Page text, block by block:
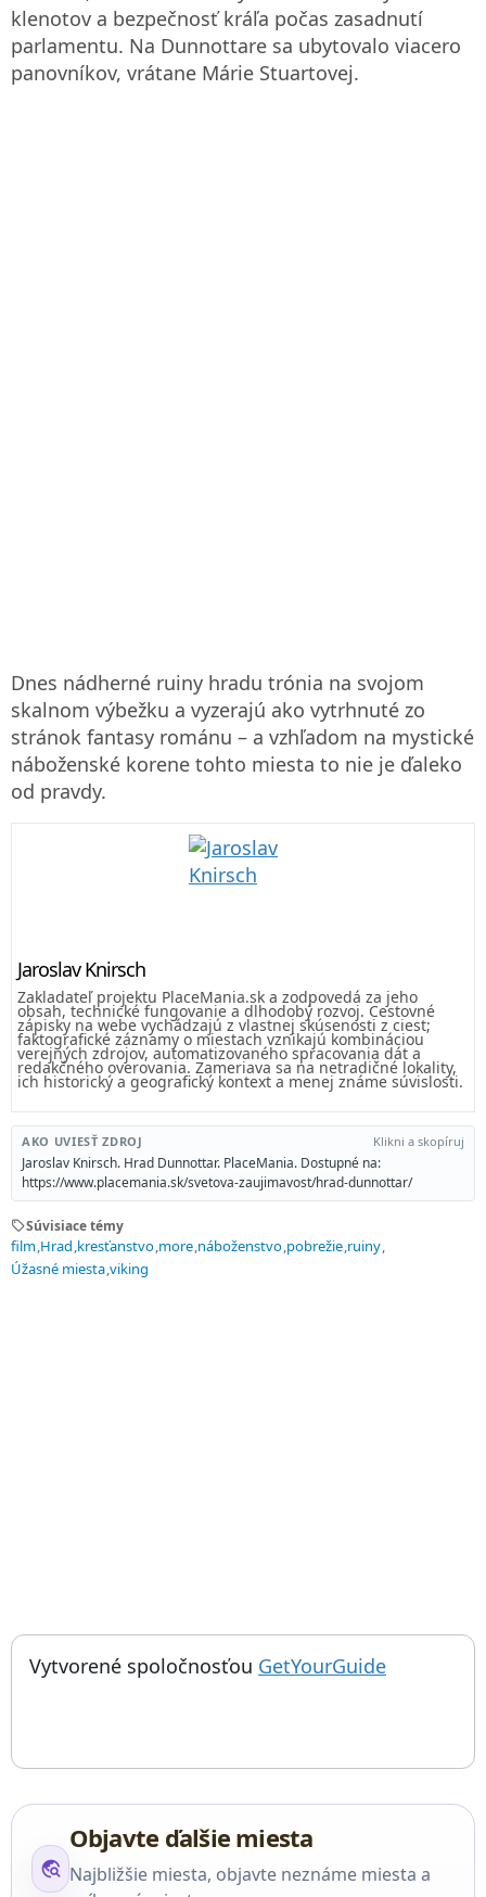
klenotov a bezpečnosť kráľa počas zasadnutí
parlamentu. Na Dunnottare sa ubytovalo viacero
panovníkov, vrátane Márie Stuartovej.
Dnes nádherné ruiny hradu trónia na svojom
skalnom výbežku a vyzerajú ako vytrhnuté zo
stránok fantasy románu – a vzhľadom na mystické
náboženské korene tohto miesta to nie je ďaleko
od pravdy.
Jaroslav Knirsch
Zakladateľ projektu PlaceMania.sk a zodpovedá za jeho
obsah, technické fungovanie a dlhodobý rozvoj. Cestovné
zápisky na webe vychádzajú z vlastnej skúsenosti z ciest;
faktografické záznamy o miestach vznikajú kombináciou
verejných zdrojov, automatizovaného spracovania dát a
redakčného overovania. Zameriava sa na netradičné lokality,
ich historický a geografický kontext a menej známe súvislosti.
AKO UVIESŤ ZDROJ Klikni a skopíruj
Jaroslav Knirsch. Hrad Dunnottar. PlaceMania. Dostupné na:
https://www.placemania.sk/svetova-zaujimavost/hrad-dunnottar/
sellSúvisiace témy
film Hrad kresťanstvo more náboženstvo pobrežie ruiny
Úžasné miesta viking
Things to do near Hrad Dunnottar, Dunnottar Castle,
Vytvorené spoločnosťou GetYourGuide; otvorí sa
travel_explore
Objavte ďalšie miesta
Najbližšie miesta, objavte neznáme miesta a